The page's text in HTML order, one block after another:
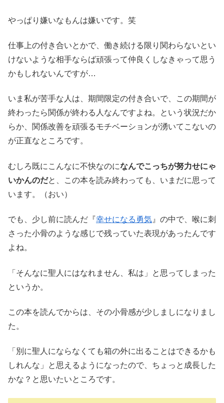
やっぱり嫌いなもんは嫌いです。笑
仕事上の付き合いとかで、働き続ける限り関わらないとい
けないような相手ならば頑張って仲良くしなきゃって思う
かもしれないんですが…
いま私が苦手な人は、期間限定の付き合いで、この期間が
終わったら関係が終わる人なんですよね。という状況だか
らか、関係改善を頑張るモチベーションが湧いてこないの
が正直なところです。
むしろ既にこんなに不快なのになんでこっちが努力せにゃ
いかんのだと、この本を読み終わっても、いまだに思って
います。（おい）
でも、少し前に読んだ『幸せになる勇気 』の中で、喉に刺
さった小骨のような感じで残っていた表現があったんです
よね。
「そんなに聖人にはなれません、私は」と思ってしまった
というか。
この本を読んでからは、その小骨感が少しましになりまし
た。
「別に聖人にならなくても箱の外に出ることはできるかも
しれんな」と思えるようになったので、ちょっと成長した
かな？と思いたいところです。